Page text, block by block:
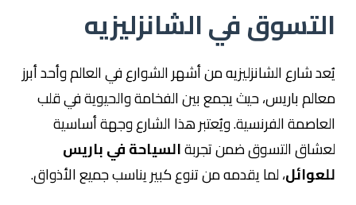
التسوق في الشانزليزيه
يُعدشارع الشانزليزيهمن أشهر الشوارع في العالم وأحد أبرز
معالمباريس، حيث يجمع بين الفخامة والحيوية في قلب
العاصمة الفرنسية. ويُعتبر هذا الشارع وجهة أساسية
لعشاق التسوق ضمن تجربةالسياحة في باريس
للعوائل، لما يقدمه من تنوع كبير يناسب جميع الأذواق.